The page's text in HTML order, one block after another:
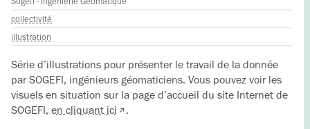
collectivité
illustration
Série d’illustrations pour présenter le travail de la donnée
par SOGEFI, ingénieurs géomaticiens. Vous pouvez voir les
visuels en situation sur la page d’accueil du site Internet de
SOGEFI, en cliquant ici .